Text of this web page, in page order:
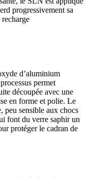
progressivement sa
recharge
d’aluminium
permet
découpée avec une
en forme et polie. Le
peu sensible aux chocs
font du verre saphir un
protéger le cadran de